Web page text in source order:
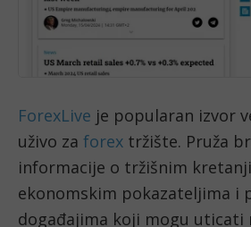
ForexLive je popularan izvor
uživo za forex tržište. Pruža
informacije o tržišnim
ekonomskim pokazateljima i
događajima koji mogu uticati